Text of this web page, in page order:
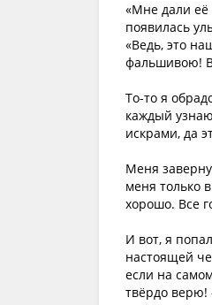
«Мне дали её
появилась
«Ведь, это
фальшивою!
То-то я
каждый
искрами, да
Меня
меня только
хорошо. Все
И вот, я
настоящей
если на
твёрдо верю!